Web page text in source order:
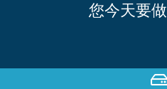
您今天要